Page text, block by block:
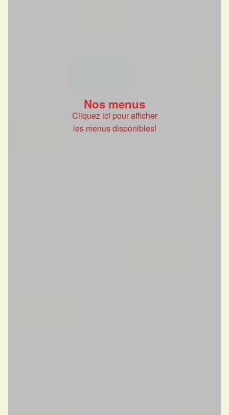
Nos menus
Cliquez ici pour afficher
les menus disponibles!